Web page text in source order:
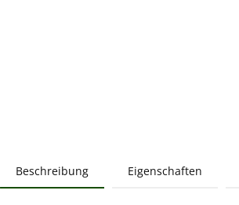
Beschreibung Eigenschaften